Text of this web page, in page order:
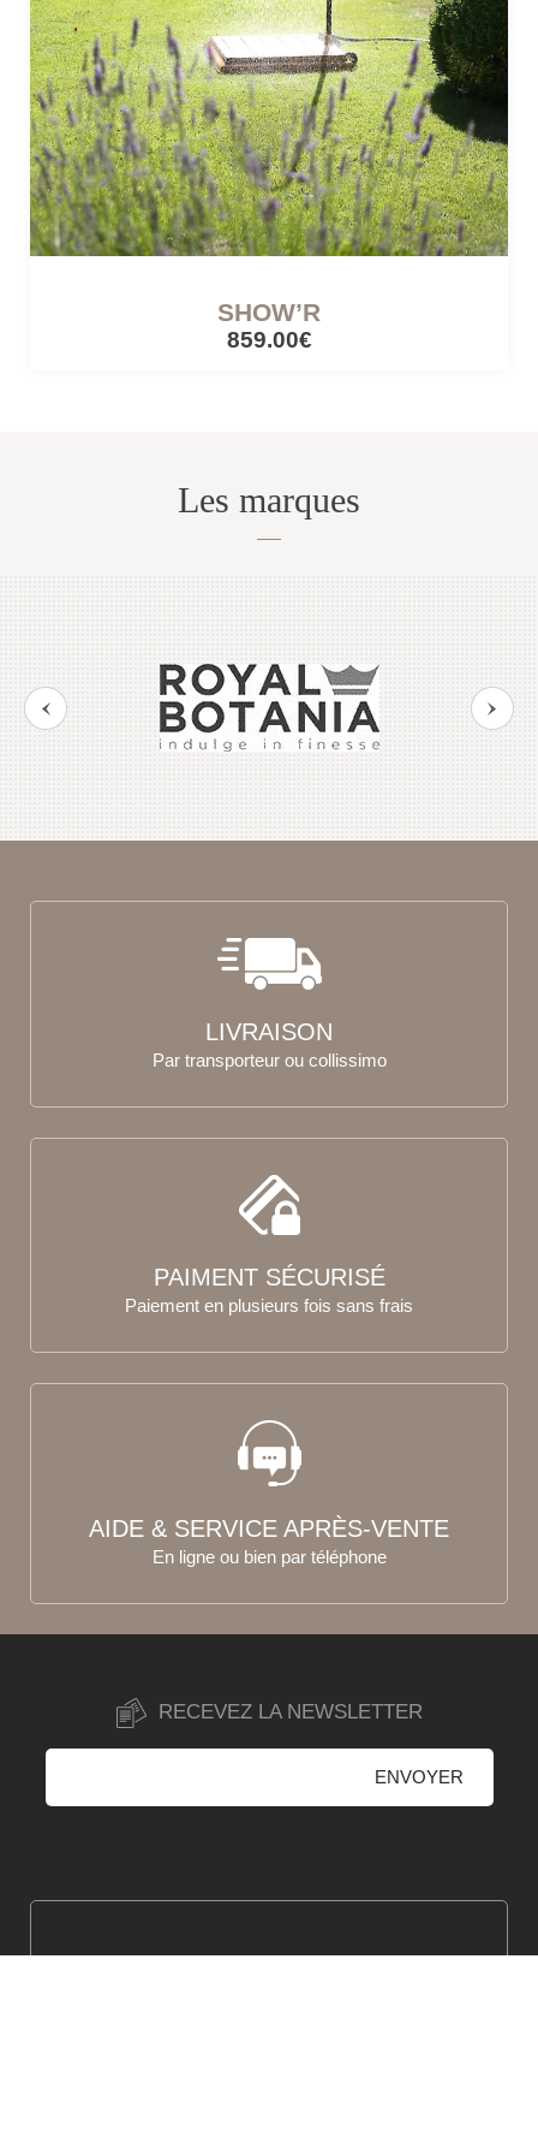
SHOW’R
859.00€
Les marques
LIVRAISON
Par transporteur ou collissimo
PAIMENT SÉCURISÉ
Paiement en plusieurs fois sans frais
AIDE & SERVICE APRÈS-VENTE
En ligne ou bien par téléphone
RECEVEZ LA NEWSLETTER